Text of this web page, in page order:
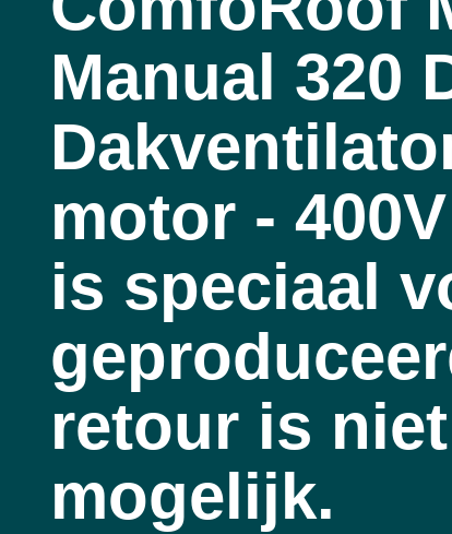
Manual 320
motor -
is speciaal
retour is niet
mogelijk.